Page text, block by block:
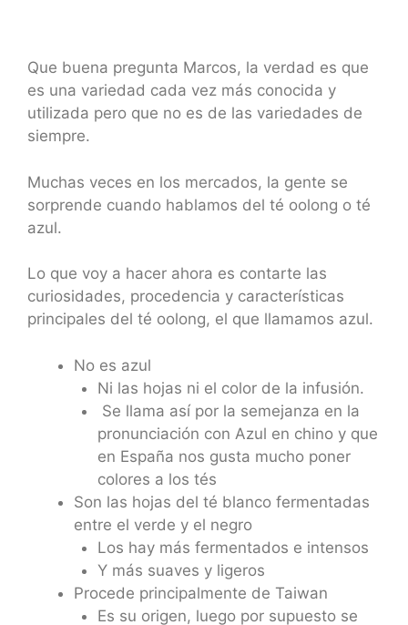
Que buena pregunta Marcos, la verdad es que
es una variedad cada vez más conocida y
utilizada pero que no es de las variedades de
siempre.
Muchas veces en los mercados, la gente se
sorprende cuando hablamos del té oolong o té
azul.
Lo que voy a hacer ahora es contarte las
curiosidades, procedencia y características
principales del té oolong, el que llamamos azul.
No es azul
Ni las hojas ni el color de la infusión.
Se llama así por la semejanza en la
pronunciación con Azul en chino y que
en España nos gusta mucho poner
colores a los tés
Son las hojas del té blanco fermentadas
entre el verde y el negro
Los hay más fermentados e intensos
Y más suaves y ligeros
Procede principalmente de Taiwan
Es su origen, luego por supuesto se